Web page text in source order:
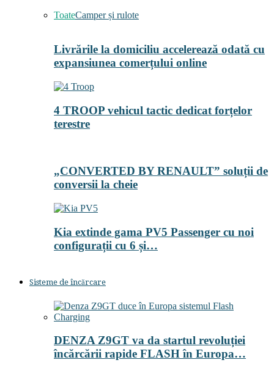
ToateCamper și rulote
Livrările la domiciliu accelerează odată cu
expansiunea comerțului online
4 TROOP vehicul tactic dedicat forțelor
terestre
„CONVERTED BY RENAULT” soluții de
conversii la cheie
Kia extinde gama PV5 Passenger cu noi
configurații cu 6 și…
Sisteme de încărcare
DENZA Z9GT va da startul revoluției
încărcării rapide FLASH în Europa…